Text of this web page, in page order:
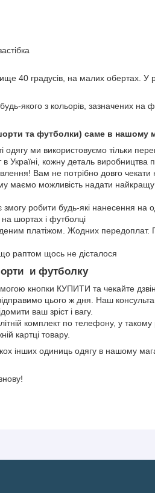
40 градусів, на малих обертах. У
якого з кольорів, зазначених на
та футболки) саме в нашому
одягу ми використовуємо тільки
Україні, кожну деталь виробництва
Вам не потрібно довго чекати
маємо можливість надати
робити будь-які нанесення на
шортах і футболці
платіжом. Жодних
раптом щось не дісталося
и футболку
кнопки КУПИТИ та чекайте
цього ж дня. Наш
ваш зріст і вагу.
комплект по телефону, у такому
картці товару.
інших одиниць одягу в нашому